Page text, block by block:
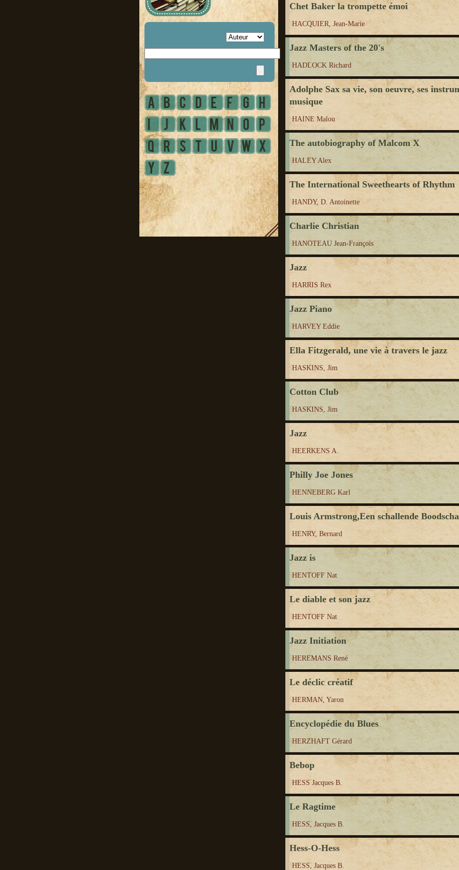
Chet Baker la trompette émoi
HACQUIER, Jean-Marie
Jazz Masters of the 20's
HADLOCK Richard
Adolphe Sax sa vie, son oeuvre, ses
musique
HAINE Malou
The autobiography of Malcom X
HALEY Alex
The International Sweethearts of Rhythm
HANDY, D. Antoinette
Charlie Christian
HANOTEAU Jean-François
Jazz
HARRIS Rex
Jazz Piano
HARVEY Eddie
Ella Fitzgerald, une vie à travers le jazz
HASKINS, Jim
Cotton Club
HASKINS, Jim
Jazz
HEERKENS A.
Philly Joe Jones
HENNEBERG Karl
Louis Armstrong,Een schallende
HENRY, Bernard
Jazz is
HENTOFF Nat
Le diable et son jazz
HENTOFF Nat
Jazz Initiation
HEREMANS René
Le déclic créatif
HERMAN, Yaron
Encyclopédie du Blues
HERZHAFT Gérard
Bebop
HESS Jacques B.
Le Ragtime
HESS, Jacques B.
Hess-O-Hess
HESS, Jacques B.